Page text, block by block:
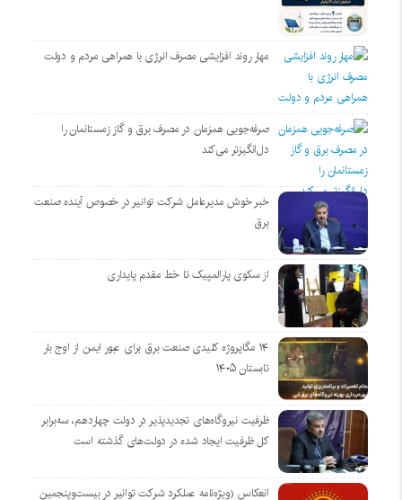
مهار روند افزایشی مصرف انرژی با همراهی مردم و دولت
صرفه‌جویی همزمان در مصرف برق و گاز زمستانمان را
دل‌انگیزتر می‌کند
خبر خوش مدیرعامل شرکت توانیر در خصوص آینده صنعت
برق
از سکوی پارالمپیک تا خط مقدم پایداری
۱۴ مگاپروژه‌ کلیدی صنعت برق برای عبور ایمن از اوج بار
تابستان ۱۴۰۵
ظرفیت نیروگاه‌های تجدیدپذیر در دولت چهاردهم، سه‌برابر
کل ظرفیت ایجاد شده در دولت‌های گذشته است
انعکاس (ویژه‌نامه عملکرد شرکت توانیر در بیست‌وپنجمین